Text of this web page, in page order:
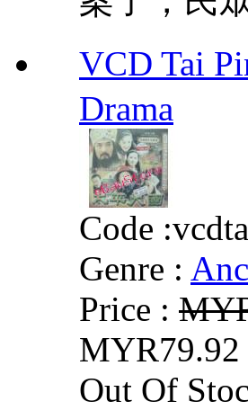
VCD Tai
Drama
Code :
Genre :
Price :
MYR79.92
Out Of